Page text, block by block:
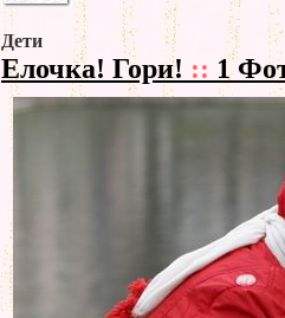
Дети
Елочка! Гори! :: 1